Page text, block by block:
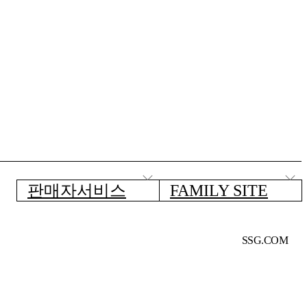
판매자서비스 FAMILY SITE
SSG.COM